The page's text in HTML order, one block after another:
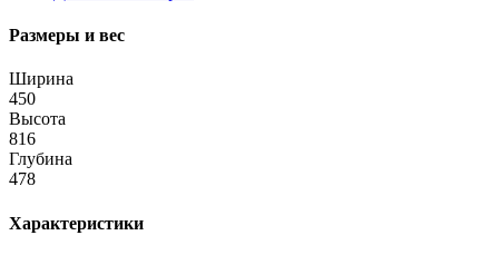
Размеры и вес
Ширина
450
Высота
816
Глубина
478
Характеристики